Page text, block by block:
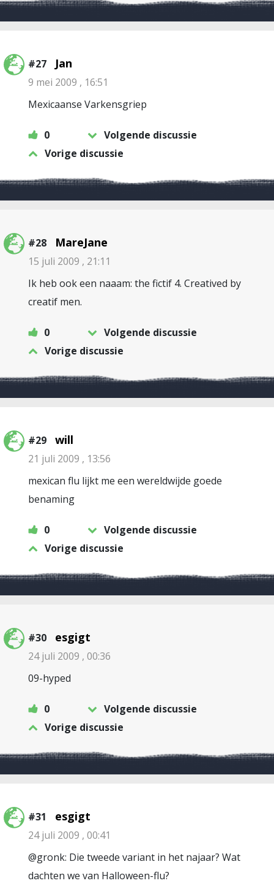
#27 Jan
9 mei 2009 , 16:51
Mexicaanse Varkensgriep
0
Volgende discussie
Vorige discussie
#28 MareJane
15 juli 2009 , 21:11
Ik heb ook een naaam: the fictif 4. Creatived by
creatif men.
0
Volgende discussie
Vorige discussie
#29 will
21 juli 2009 , 13:56
mexican flu lijkt me een wereldwijde goede
benaming
0
Volgende discussie
Vorige discussie
#30 esgigt
24 juli 2009 , 00:36
09-hyped
0
Volgende discussie
Vorige discussie
#31 esgigt
24 juli 2009 , 00:41
@gronk: Die tweede variant in het najaar? Wat
dachten we van Halloween-flu?